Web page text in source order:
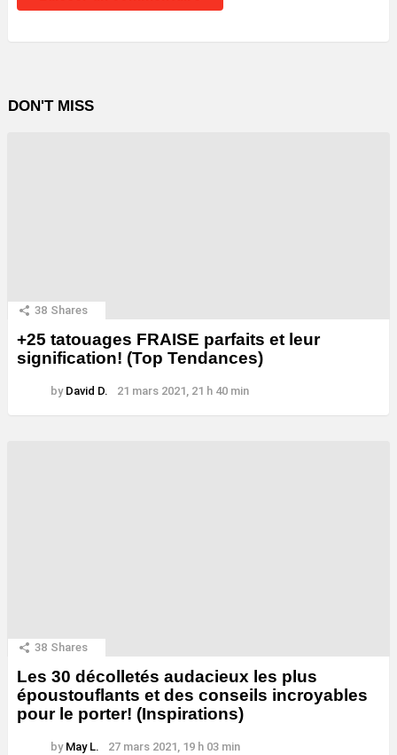
DON'T MISS
38 Shares
+25 tatouages ​​FRAISE parfaits et leur
signification! (Top Tendances)
by David D. 21 mars 2021, 21 h 40 min
38 Shares
Les 30 décolletés audacieux les plus
époustouflants et des conseils incroyables
pour le porter! (Inspirations)
by May L. 27 mars 2021, 19 h 03 min